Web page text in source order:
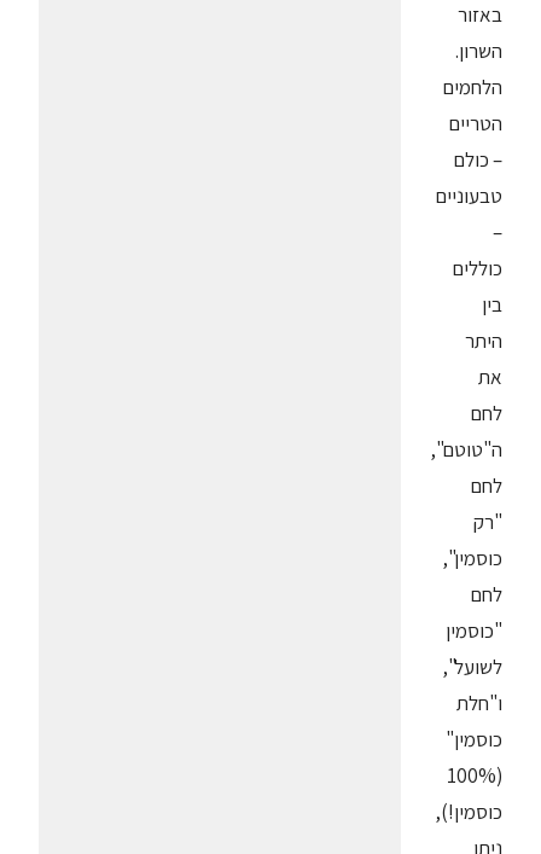
באזור
השרון.
הלחמים
הטריים
– כולם
טבעוניים
–
כוללים
בין
היתר
את
לחם
ה"טוטם",
לחם
"רק
כוסמין",
לחם
"כוסמין
לשועל",
ו"חלת
כוסמין"
(100%
כוסמין!),
ניתן